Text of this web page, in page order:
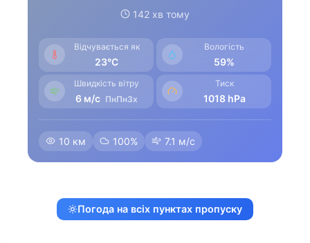
142 хв тому
Відчувається як
23°C
Вологість
59%
Швидкість вітру
6 м/с ПнПнЗх
Тиск
1018 hPa
10 км 100% 7.1 м/с
Погода на всіх пунктах пропуску